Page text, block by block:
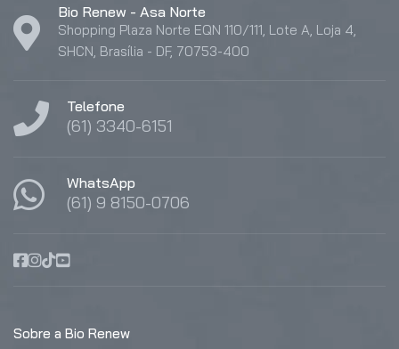
Bio Renew - Asa Norte
Shopping Plaza Norte EQN 110/111, Lote A, Loja 4,
SHCN, Brasília - DF, 70753-400
Telefone
(61) 3340-6151
WhatsApp
(61) 9 8150-0706
Sobre a Bio Renew